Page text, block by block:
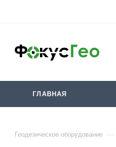
ГЛАВНАЯ
Геодезическое оборудование —